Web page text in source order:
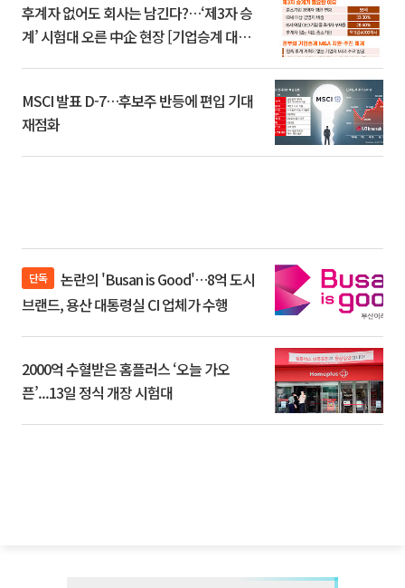
후계자 없어도 회사는 남긴다?…‘제3자 승
계’ 시험대 오른 中企 현장 [기업승계 대전
MSCI 발표 D-7…후보주 반등에 편입 기대
재점화
단독
브랜드, 용산 대통령실 CI 업체가 수행
2000억 수혈받은 홈플러스 ‘오늘 가오
픈’...13일 정식 개장 시험대